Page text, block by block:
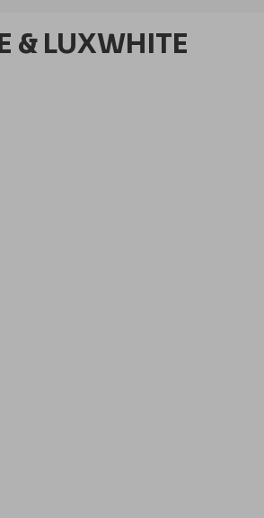
& LUXWHITE